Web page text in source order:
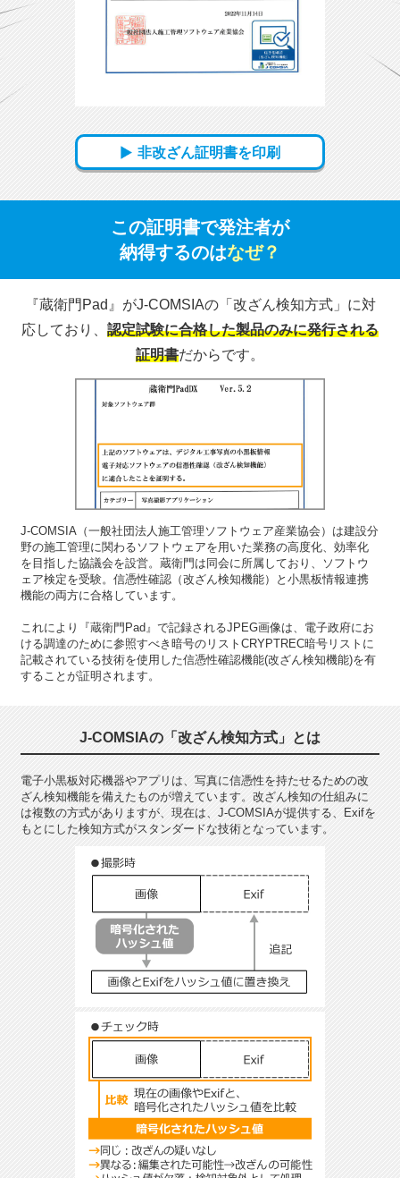
非改ざん証明書を印刷
この証明書で発注者が
納得するのはなぜ？
『蔵衛門Pad』がJ-COMSIAの「改ざん検知方式」に対
応しており、 認定試験に合格した製品のみに発行される
証明書だからです。
J-COMSIA（一般社団法人施工管理ソフトウェア産業協会）は建設分
野の施工管理に関わるソフトウェアを用いた業務の高度化、効率化
を目指した協議会を設営。蔵衛門は同会に所属しており、ソフトウ
ェア検定を受験。信憑性確認（改ざん検知機能）と小黒板情報連携
機能の両方に合格しています。
これにより『蔵衛門Pad』で記録されるJPEG画像は、電子政府にお
ける調達のために参照すべき暗号のリストCRYPTREC暗号リストに
記載されている技術を使用した信憑性確認機能(改ざん検知機能)を有
することが証明されます。
J-COMSIAの「改ざん検知方式」とは
電子小黒板対応機器やアプリは、写真に信憑性を持たせるための改
ざん検知機能を備えたものが増えています。改ざん検知の仕組みに
は複数の方式がありますが、現在は、J-COMSIAが提供する、Exifを
もとにした検知方式がスタンダードな技術となっています。